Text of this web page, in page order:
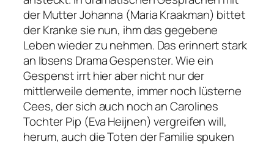
der Mutter Johanna (Maria Kraakman) bittet
der Kranke sie nun, ihm das gegebene
Leben wieder zu nehmen. Das erinnert stark
an Ibsens DramaGespenster. Wie ein
Gespenst irrt hier aber nicht nur der
mittlerweile demente, immer noch lüsterne
Cees, der sich auch noch an Carolines
Tochter Pip (Eva Heijnen) vergreifen will,
herum, auch die Toten der Familie spuken